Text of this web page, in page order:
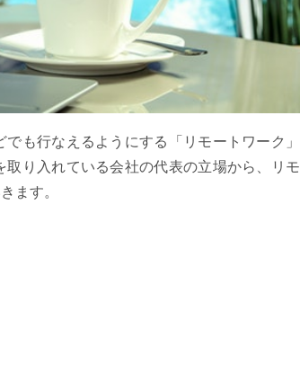
も行なえるようにする「リモートワーク」
り入れている会社の代表の立場から、リモ
ます。